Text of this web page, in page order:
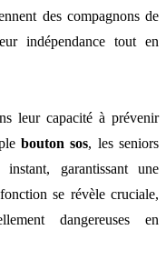
des compagnons de
indépendance tout en
leur capacité à prévenir
bouton sos, les seniors
garantissant une
se révèle cruciale,
dangereuses en